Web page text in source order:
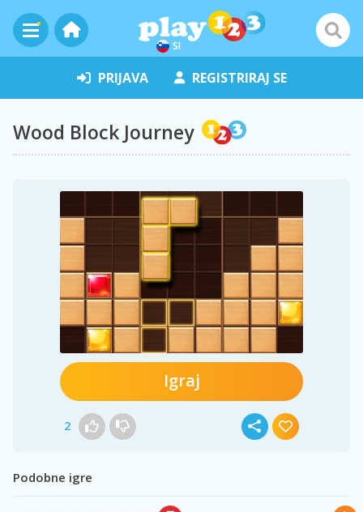
SI
PRIJAVA REGISTRIRAJ SE
Wood Block Journey
Igraj
2
Podobne igre